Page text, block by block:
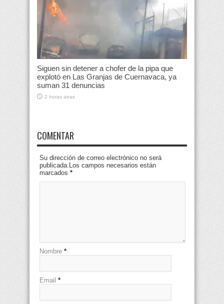
Siguen sin detener a chofer de la pipa que
explotó en Las Granjas de Cuernavaca, ya
suman 31 denuncias
2 horas atras
COMENTAR
Su dirección de correo electrónico no será
publicada.Los campos necesarios están
marcados *
Nombre *
Email *